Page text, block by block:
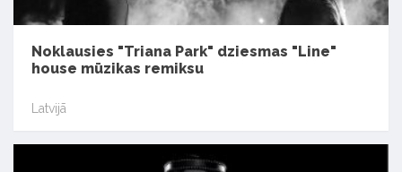
Noklausies "Triana Park" dziesmas "Line"
house mūzikas remiksu
Latvijā